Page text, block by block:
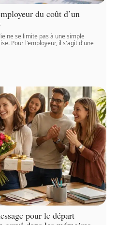
du coût d’un
ne se limite pas à une simple
Pour l'employeur, il s'agit d'une
pour le départ